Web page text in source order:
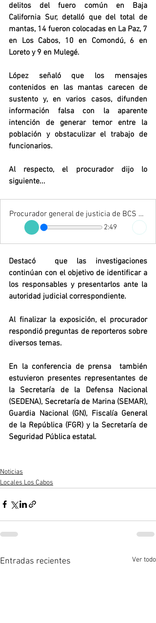
delitos del fuero común en Baja
California Sur, detalló que del total de
mantas, 14 fueron colocadas en La Paz, 7
en Los Cabos, 10 en Comondú, 6 en
Loreto y 9 en Mulegé.
López señaló que los mensajes
contenidos en las mantas carecen de
sustento y, en varios casos, difunden
información falsa con la aparente
intención de generar temor entre la
población y obstaculizar el trabajo de
funcionarios.
Al respecto, el procurador dijo lo
siguiente...
Procurador general de justicia de BCS Antonio López
2:49
Destacó  que las investigaciones
continúan con el objetivo de identificar a
los responsables y presentarlos ante la
autoridad judicial correspondiente.
Al finalizar la exposición, el procurador
respondió preguntas de reporteros sobre
diversos temas.
En la conferencia de prensa  también
estuvieron presentes representantes de
la Secretaría de la Defensa Nacional
(SEDENA), Secretaría de Marina (SEMAR),
Guardia Nacional (GN), Fiscalía General
de la República (FGR) y la Secretaría de
Seguridad Pública estatal.
Noticias
Locales Los Cabos
Entradas recientes Ver todo